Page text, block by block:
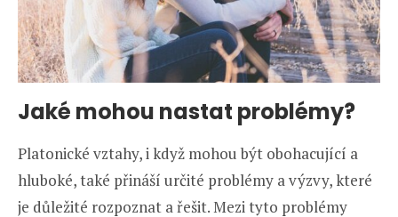
Jaké mohou nastat problémy?
Platonické vztahy, i když mohou být obohacující a
hluboké, také přináší určité problémy a výzvy, které
je důležité rozpoznat a řešit. Mezi tyto problémy